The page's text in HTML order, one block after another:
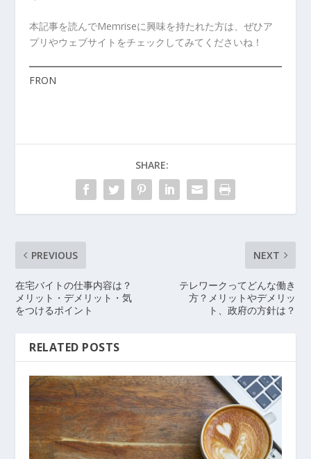
本記事を読んでMemriseに興味を持たれた方は、ぜひア
プリやウェブサイトをチェックしてみてくださいね！
FRON
SHARE:
PREVIOUS
在宅バイトの仕事内容は？
メリット・デメリット・気
をつけるポイント
NEXT
テレワークってどんな働き
方？メリットやデメリッ
ト、政府の方針は？
RELATED POSTS